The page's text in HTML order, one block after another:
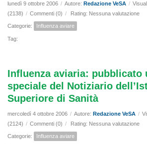
lunedì 9 ottobre 2006 / Autore: Redazione VeSA /
(2138) / Commenti (0) / Rating: Nessuna valutazione
Categorie: Influenza aviare
Tag:
Influenza aviaria: pubblicato
speciale del Notiziario
Superiore di Sanità
mercoledì 4 ottobre 2006 / Autore: Redazione VeSA /
(2124) / Commenti (0) / Rating: Nessuna valutazione
Categorie: Influenza aviare